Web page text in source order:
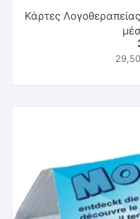
Κάρτες